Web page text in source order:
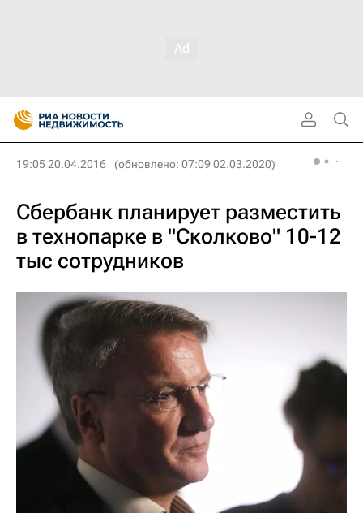
19:05 20.04.2016 (обновлено: 07:09 02.03.2020)
Сбербанк планирует разместить
в технопарке в "Сколково" 10-12
тыс сотрудников